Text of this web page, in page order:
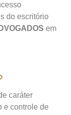
do escritório
em
caráter
e controle de